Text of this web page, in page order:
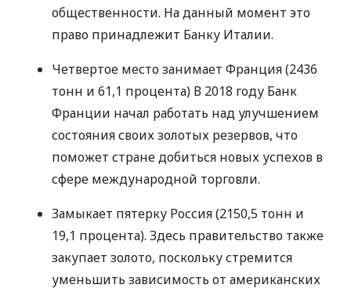
общественности. На данный момент это
право принадлежит Банку Италии.
Четвертое место занимает Франция (2436
тонн и 61,1 процента) В 2018 году Банк
Франции начал работать над улучшением
состояния своих золотых резервов, что
поможет стране добиться новых успехов в
сфере международной торговли.
Замыкает пятерку Россия (2150,5 тонн и
19,1 процента). Здесь правительство также
закупает золото, поскольку стремится
уменьшить зависимость от американских